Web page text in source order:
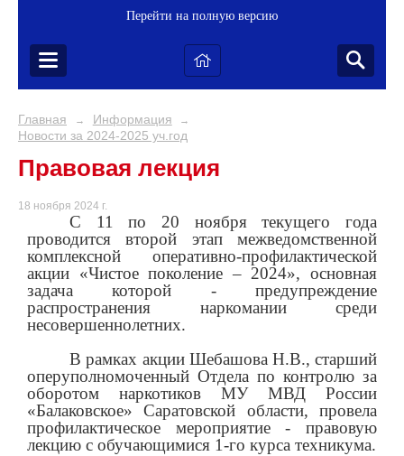
Перейти на полную версию
Главная → Информация →
Новости за 2024-2025 уч.год
Правовая лекция
18 ноября 2024 г.
С 11 по 20 ноября текущего года
проводится второй этап межведомственной
комплексной оперативно-профилактической
акции «Чистое поколение – 2024», основная
задача которой - предупреждение
распространения наркомании среди
несовершеннолетних.
В рамках акции Шебашова Н.В., старший
оперуполномоченный Отдела по контролю за
оборотом наркотиков МУ МВД России
«Балаковское» Саратовской области, провела
профилактическое мероприятие - правовую
лекцию с обучающимися 1-го курса техникума.